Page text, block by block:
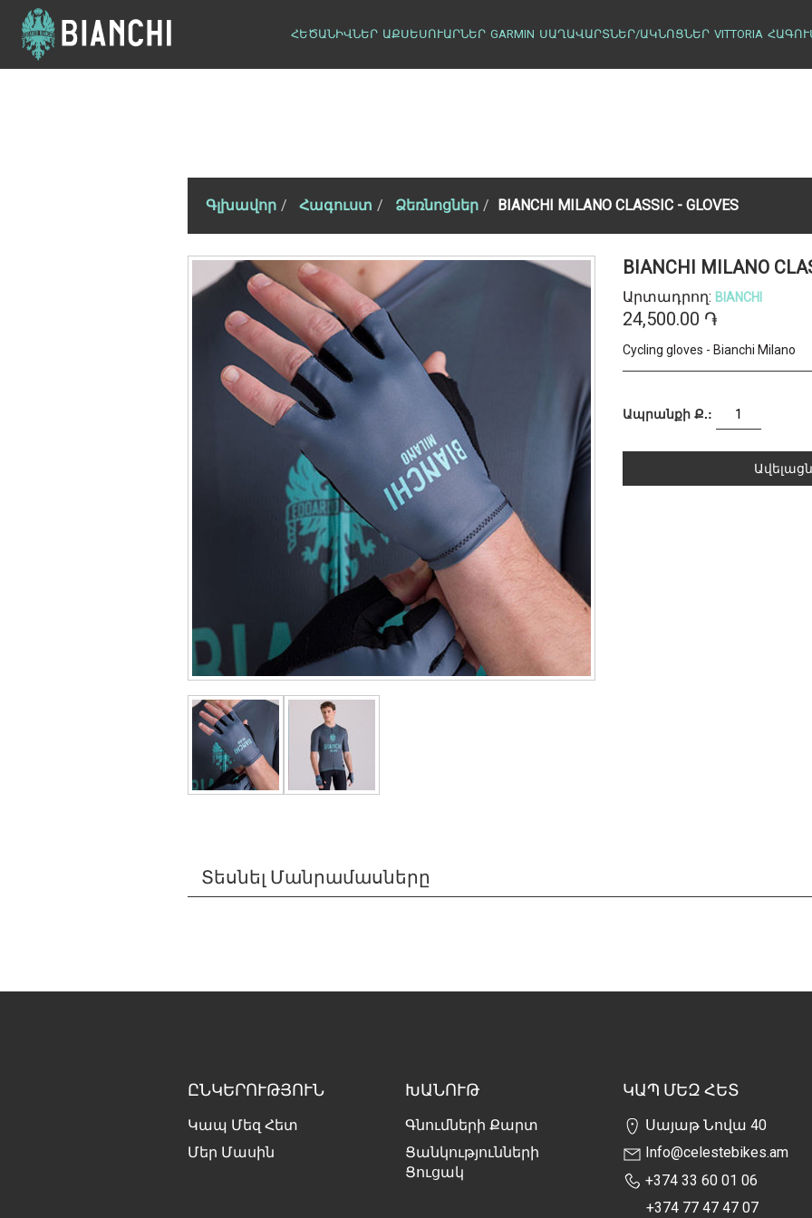
ՀԵԾԱՆԻՎՆԵՐ ԱՔՍԵՍՈՒԱՐՆԵՐ GARMIN ՍԱՂԱՎԱՐՏՆԵՐ/ԱԿՆՈՑՆԵՐ VITTORIA
Գլխավոր Հագուստ Ձեռնոցներ BIANCHI MILANO CLASSIC - GLOVES
BIANCHI MILANO
Արտադրող: BIANCHI
24,500.00 ֏
Cycling gloves - Bianchi Milano
Ապրանքի Ք.:
Տեսնել Մանրամասները
ԸՆԿԵՐՈՒԹՅՈՒՆ
Կապ Մեզ Հետ
Մեր Մասին
ԽԱՆՈՒԹ
Գնումների Քարտ
Ցանկությունների
Ցուցակ
ԿԱՊ ՄԵԶ ՀԵՏ
Սայաթ Նովա 40
Info@celestebikes.am
+374 33 60 01 06
+374 77 47 47 07